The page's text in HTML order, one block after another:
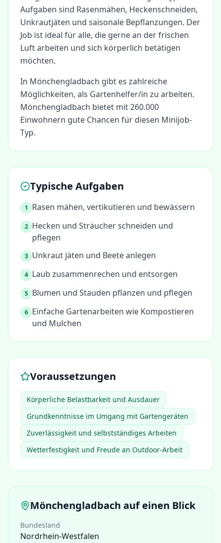
Aufgaben sind Rasenmähen, Heckenschneiden,
Unkrautjäten und saisonale Bepflanzungen. Der
Job ist ideal für alle, die gerne an der frischen
Luft arbeiten und sich körperlich betätigen
möchten.
In Mönchengladbach gibt es zahlreiche
Möglichkeiten, als Gartenhelfer/in zu arbeiten.
Mönchengladbach bietet mit 260.000
Einwohnern gute Chancen für diesen Minijob-
Typ.
Typische Aufgaben
1 Rasen mähen, vertikutieren und bewässern
2 Hecken und Sträucher schneiden und
pflegen
3 Unkraut jäten und Beete anlegen
4 Laub zusammenrechen und entsorgen
5 Blumen und Stauden pflanzen und pflegen
6 Einfache Gartenarbeiten wie Kompostieren
und Mulchen
Voraussetzungen
Körperliche Belastbarkeit und Ausdauer
Grundkenntnisse im Umgang mit Gartengeräten
Zuverlässigkeit und selbstständiges Arbeiten
Wetterfestigkeit und Freude an Outdoor-Arbeit
Mönchengladbach auf einen Blick
Bundesland
Nordrhein-Westfalen